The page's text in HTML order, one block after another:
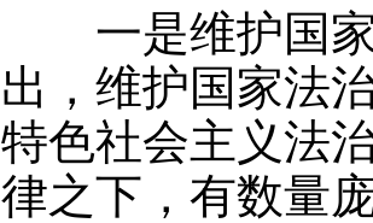
一是维护国家
出，维护国家法
特色社会主义法
律之下，有数量